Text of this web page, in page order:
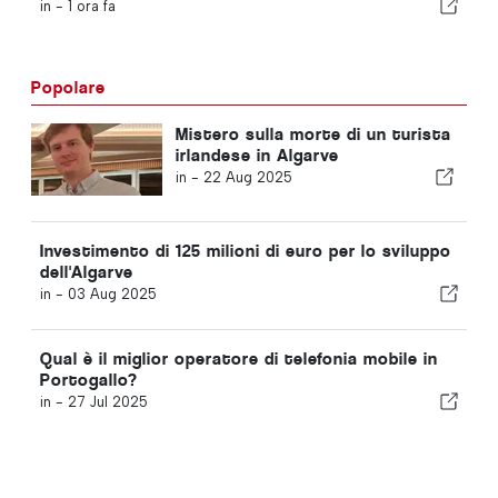
in - 1 ora fa
Popolare
Mistero sulla morte di un turista
irlandese in Algarve
in - 22 Aug 2025
Investimento di 125 milioni di euro per lo sviluppo
dell'Algarve
in - 03 Aug 2025
Qual è il miglior operatore di telefonia mobile in
Portogallo?
in - 27 Jul 2025